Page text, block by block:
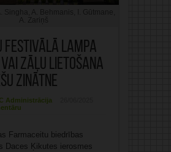
festivālā LAMPA
vai zāļu lietošana
zinātne
Administrācija
Farmaceitu biedrības
Daces Ķikutes ierosmes